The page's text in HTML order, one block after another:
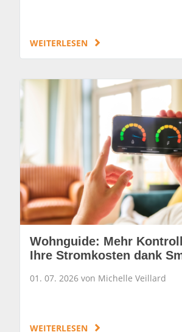
WEITERLESEN
Wohnguide: Mehr
Ihre Stromkosten dank
01. 07. 2026 von Michelle Veillard
WEITERLESEN